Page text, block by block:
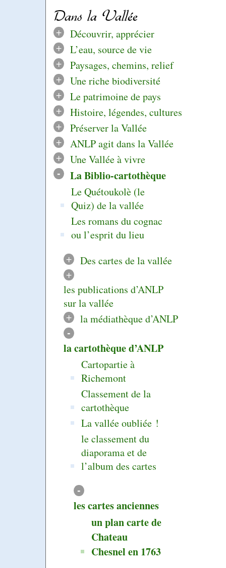
Dans la Vallée
+
Découvrir, apprécier
+
L’eau, source de vie
+
Paysages, chemins, relief
+
Une riche biodiversité
+
Le patrimoine de pays
+
Histoire, légendes, cultures
+
Préserver la Vallée
+
ANLP agit dans la Vallée
+
Une Vallée à vivre
- La Biblio-cartothèque
Le Quétoukolè (le
Quiz) de la vallée
Les romans du cognac
ou l’esprit du lieu
+
Des cartes de la vallée
+
les publications d’ANLP
sur la vallée
+
la médiathèque d’ANLP
-
la cartothèque d’ANLP
Cartopartie à
Richemont
Classement de la
cartothèque
La vallée oubliée !
le classement du
diaporama et de
l’album des cartes
-
les cartes anciennes
un plan carte de
Chateau
Chesnel en 1763